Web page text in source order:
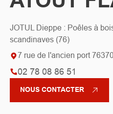
JOTUL Dieppe : Poêles à
scandinaves (76)
7 rue de l'ancien port
02 78 08 86 51
NOUS CONTACTER